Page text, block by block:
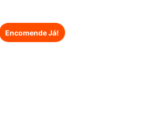
Encomende Já!